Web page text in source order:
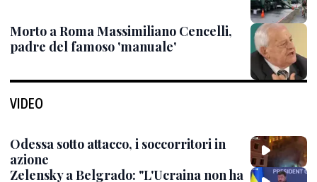
Morto a Roma Massimiliano Cencelli,
padre del famoso 'manuale'
VIDEO
Odessa sotto attacco, i soccorritori in
azione
Zelensky a Belgrado: "L'Ucraina non ha